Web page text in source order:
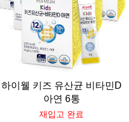
하이웰 키즈 유산균 비타민D
아연 6통
재입고 완료